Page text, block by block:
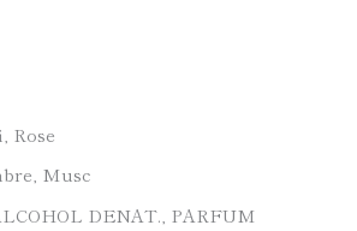
Rose
Musc
DENAT., PARFUM